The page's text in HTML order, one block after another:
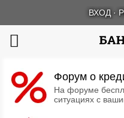
ВХОД ·
Форум о
На форуме
ситуациях с